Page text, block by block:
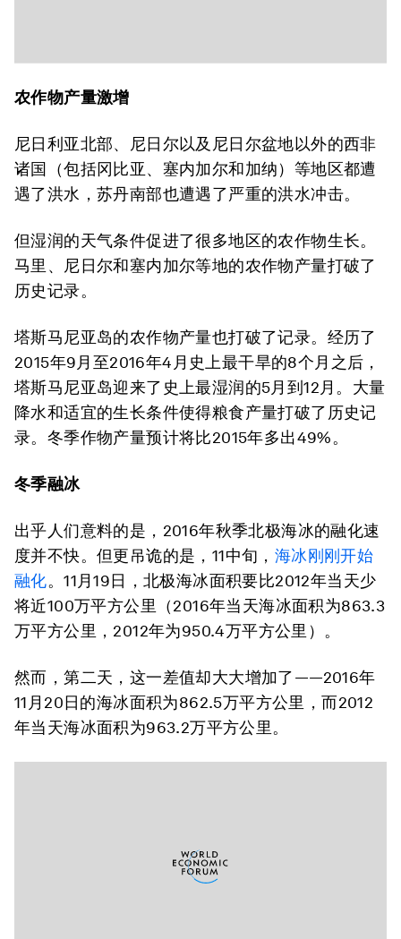
农作物产量激增
尼日利亚北部、尼日尔以及尼日尔盆地以外的西非
诸国（包括冈比亚、塞内加尔和加纳）等地区都遭
遇了洪水，苏丹南部也遭遇了严重的洪水冲击。
但湿润的天气条件促进了很多地区的农作物生长。
马里、尼日尔和塞内加尔等地的农作物产量打破了
历史记录。
塔斯马尼亚岛的农作物产量也打破了记录。经历了
2015年9月至2016年4月史上最干旱的8个月之后，
塔斯马尼亚岛迎来了史上最湿润的5月到12月。大量
降水和适宜的生长条件使得粮食产量打破了历史记
录。冬季作物产量预计将比2015年多出49%。
冬季融冰
出乎人们意料的是，2016年秋季北极海冰的融化速
度并不快。但更吊诡的是，11中旬， 海冰刚刚开始
融化。11月19日，北极海冰面积要比2012年当天少
将近100万平方公里（2016年当天海冰面积为863.3
万平方公里，2012年为950.4万平方公里）。
然而，第二天，这一差值却大大增加了——2016年
11月20日的海冰面积为862.5万平方公里，而2012
年当天海冰面积为963.2万平方公里。